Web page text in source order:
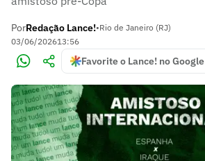
PorRedação Lance!•Rio de Janeiro (RJ)
03/06/202613:56
Favorite o Lance! no Google